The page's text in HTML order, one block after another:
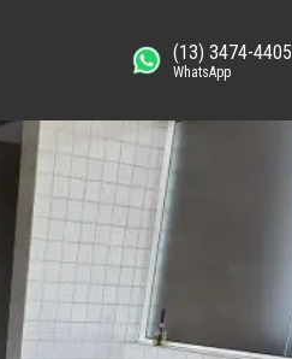
(13) 3474-4405
WhatsApp